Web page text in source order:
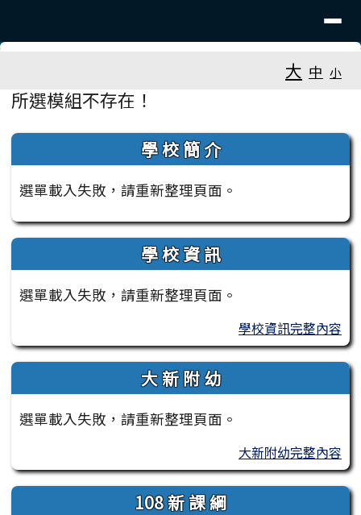
大 中 小
主內容區域
所選模組不存在！
左邊區域內容 學 校 簡 介
選單載入失敗，請重新整理頁面。
學 校 資 訊
選單載入失敗，請重新整理頁面。
學校資訊完整內容
大 新 附 幼
選單載入失敗，請重新整理頁面。
大新附幼完整內容
108 新 課 綱
頁尾區域